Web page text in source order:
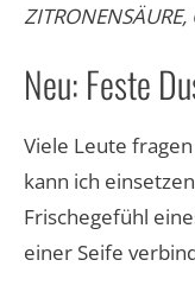
Neu: Feste
Viele Leute
kann ich
Frischegefühl
einer Seife